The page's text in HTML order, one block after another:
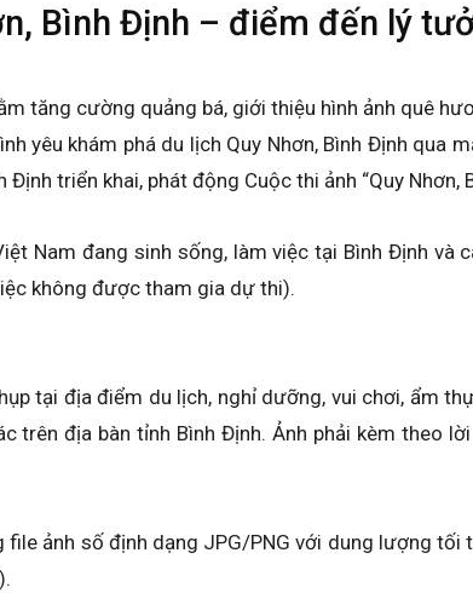
Bình Định – điểm đến lý
tăng cường quảng bá, giới thiệu hình ảnh quê
yêu khám phá du lịch Quy Nhơn, Bình Định qua
triển khai, phát động Cuộc thi ảnh “Quy Nhơn,
Nam đang sinh sống, làm việc tại Bình Định và
không được tham gia dự thi).
tại địa điểm du lịch, nghỉ dưỡng, vui chơi, ẩm
trên địa bàn tỉnh Bình Định. Ảnh phải kèm theo
ảnh số định dạng JPG/PNG với dung lượng tối